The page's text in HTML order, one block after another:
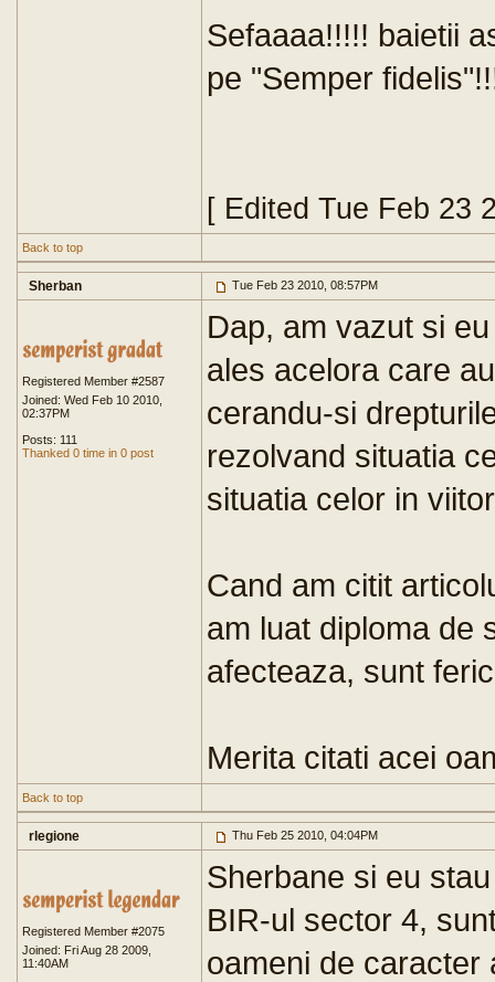
Sefaaaa!!!!! baietii
pe "Semper
[ Edited Tue Feb 23
Back to top
Sherban Tue Feb 23 2010, 08:57PM
Registered Member #2587
Joined: Wed Feb 10 2010,
02:37PM
Posts: 111
Thanked 0 time in 0 post
Dap, am vazut si
ales acelora care
cerandu-si
rezolvand situatia
situatia celor in
Cand am citit
am luat diploma de
afecteaza, sunt
Merita citati acei
Back to top
rlegione Thu Feb 25 2010, 04:04PM
Registered Member #2075
Joined: Fri Aug 28 2009,
11:40AM
Sherbane si eu
BIR-ul sector 4,
oameni de caracter